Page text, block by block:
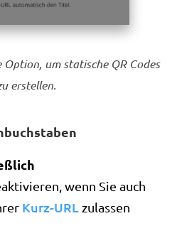
Option, um statische QR Codes
erstellen.
wenn Sie auch
Kurz-URLzulassen